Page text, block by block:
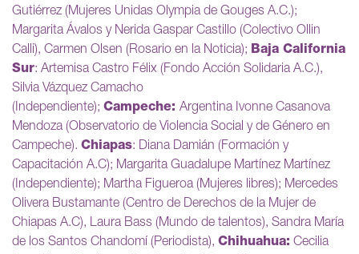
Gutiérrez (Mujeres Unidas Olympia de Gouges A.C.);
Margarita Ávalos y Nerida Gaspar Castillo (Colectivo Ollin
Calli), Carmen Olsen (Rosario en la Noticia); Baja California
Sur: Artemisa Castro Félix (Fondo Acción Solidaria A.C.),
Silvia Vázquez Camacho
(Independiente); Campeche: Argentina Ivonne Casanova
Mendoza (Observatorio de Violencia Social y de Género en
Campeche). Chiapas: Diana Damián (Formación y
Capacitación A.C); Margarita Guadalupe Martínez Martínez
(Independiente); Martha Figueroa (Mujeres libres); Mercedes
Olivera Bustamante (Centro de Derechos de la Mujer de
Chiapas A.C), Laura Bass (Mundo de talentos), Sandra María
de los Santos Chandomí (Periodista), Chihuahua: Cecilia